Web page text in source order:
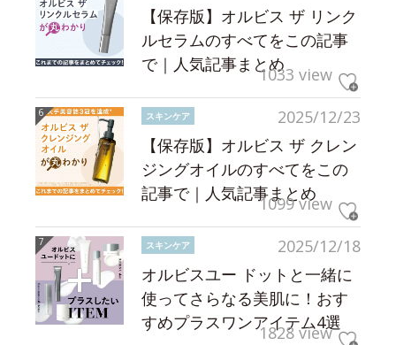
【保存版】オルビス ザ リンク
ルセラムのすべてをこの記事
で｜人気記事まとめ1033 view
2025/12/23
スキンケア
【保存版】オルビス ザ クレン
ジングオイルのすべてをこの
記事で｜人気記事まとめ
1099 view
2025/12/18
スキンケア
オルビスユー ドットと一緒に
使ってさらなる美肌に！おす
すめプラスワンアイテム4選
1828 view